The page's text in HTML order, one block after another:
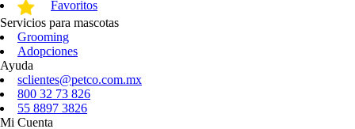
Favoritos
Servicios para mascotas
Grooming
Adopciones
Ayuda
sclientes@petco.com.mx
800 32 73 826
55 8897 3826
Mi Cuenta